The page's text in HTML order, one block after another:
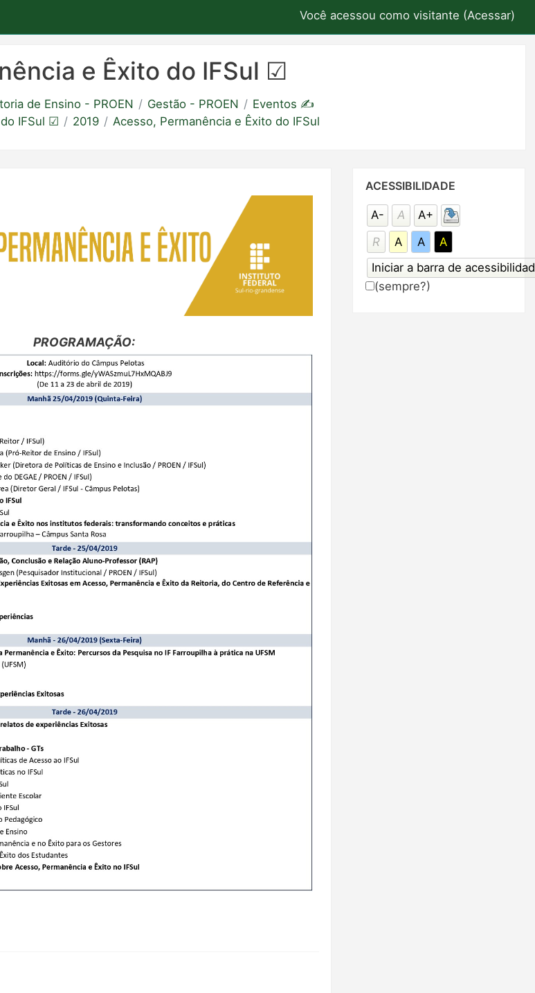
Você acessou como visitante (Acessar)
e Êxito do IFSul ☑
de Ensino - PROEN Gestão - PROEN
Eventos ✍
IFSul ☑
2019 Acesso, Permanência e Êxito do IFSul
PROGRAMAÇÃO:
Acessibilidade
ACESSIBILIDADE
A- A
A+
R
A A A
(sempre?)